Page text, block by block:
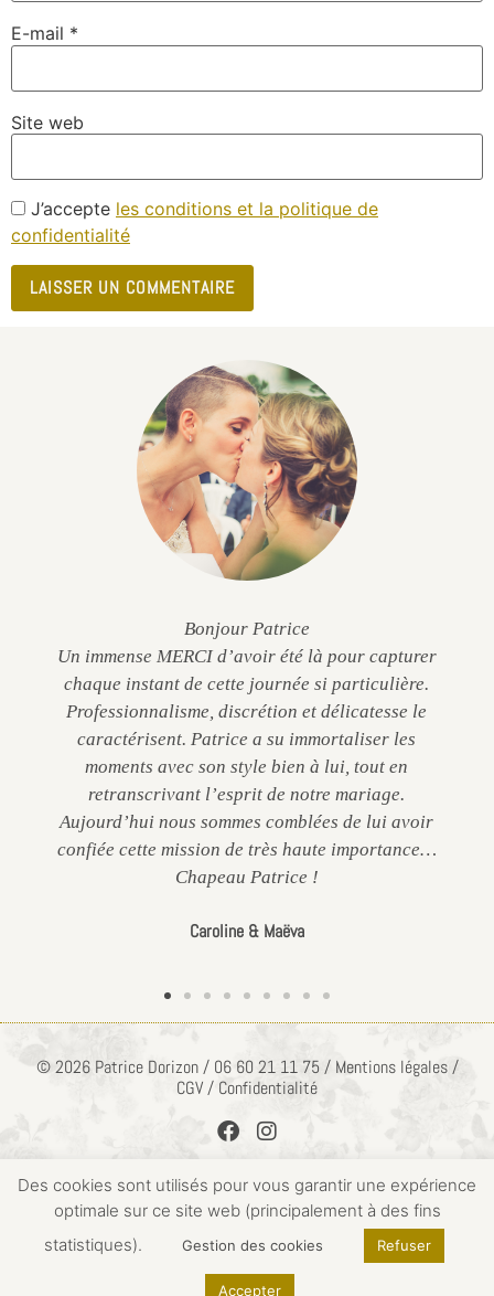
E-mail *
Site web
J’accepte les conditions et la politique de
confidentialité
Bonjour Patrice
Un immense MERCI d’avoir été là pour capturer
chaque instant de cette journée si particulière.
Professionnalisme, discrétion et délicatesse le
caractérisent. Patrice a su immortaliser les
moments avec son style bien à lui, tout en
retranscrivant l’esprit de notre mariage.
Aujourd’hui nous sommes comblées de lui avoir
confiée cette mission de très haute importance…
Chapeau Patrice !
Caroline & Maëva
© 2026 Patrice Dorizon / 06 60 21 11 75 / Mentions légales /
CGV / Confidentialité
ACCÈS PRIVÉ
Des cookies sont utilisés pour vous garantir une expérience
optimale sur ce site web (principalement à des fins
statistiques).
Gestion des cookies Refuser
Accepter